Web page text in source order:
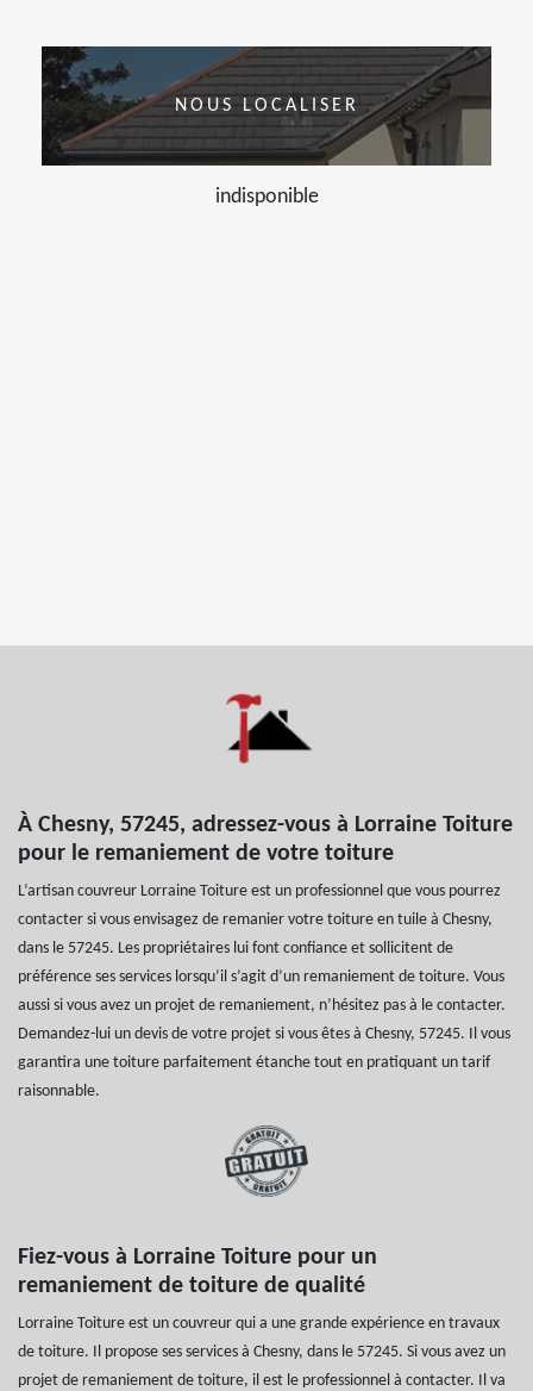
NOUS LOCALISER
indisponible
À Chesny, 57245, adressez-vous à Lorraine Toiture
pour le remaniement de votre toiture
L’artisan couvreur Lorraine Toiture est un professionnel que vous pourrez
contacter si vous envisagez de remanier votre toiture en tuile à Chesny,
dans le 57245. Les propriétaires lui font confiance et sollicitent de
préférence ses services lorsqu’il s’agit d’un remaniement de toiture. Vous
aussi si vous avez un projet de remaniement, n’hésitez pas à le contacter.
Demandez-lui un devis de votre projet si vous êtes à Chesny, 57245. Il vous
garantira une toiture parfaitement étanche tout en pratiquant un tarif
raisonnable.
Fiez-vous à Lorraine Toiture pour un
remaniement de toiture de qualité
Lorraine Toiture est un couvreur qui a une grande expérience en travaux
de toiture. Il propose ses services à Chesny, dans le 57245. Si vous avez un
projet de remaniement de toiture, il est le professionnel à contacter. Il va